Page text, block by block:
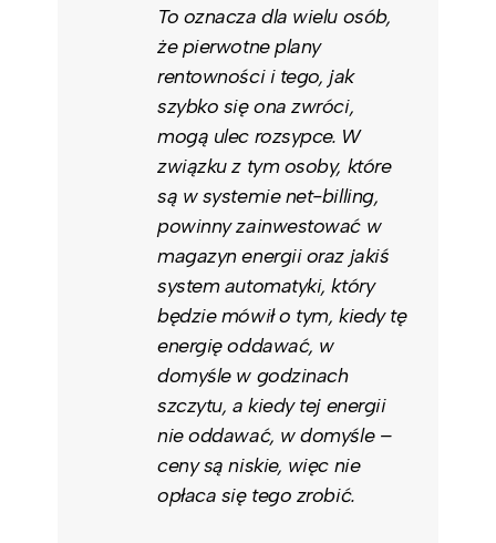
To oznacza dla wielu osób,
że pierwotne plany
rentowności i tego, jak
szybko się ona zwróci,
mogą ulec rozsypce. W
związku z tym osoby, które
są w systemie net-billing,
powinny zainwestować w
magazyn energii oraz jakiś
system automatyki, który
będzie mówił o tym, kiedy tę
energię oddawać, w
domyśle w godzinach
szczytu, a kiedy tej energii
nie oddawać, w domyśle –
ceny są niskie, więc nie
opłaca się tego zrobić.